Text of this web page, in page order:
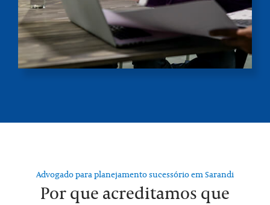
Advogado para planejamento sucessório em Sarandi
Por que acreditamos que